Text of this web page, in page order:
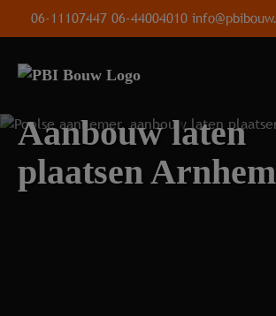
06-11107447 06-44004010
Aanbouw laten
plaatsen Arnhem